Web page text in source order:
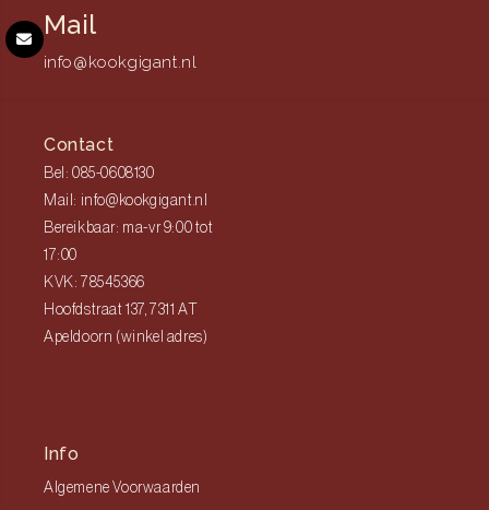
Mail
info@kookgigant.nl
Contact
Bel: 085-0608130
Mail: info@kookgigant.nl
Bereikbaar: ma-vr 9:00 tot
17:00
KVK: 78545366
Hoofdstraat 137, 7311 AT
Apeldoorn (winkel adres)
Info
Algemene Voorwaarden